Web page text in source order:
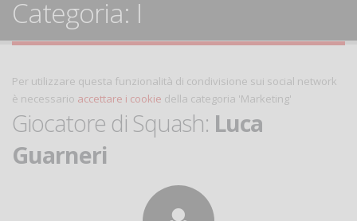
Categoria: I
Per utilizzare questa funzionalità di condivisione sui social network
è necessario accettare i cookie della categoria 'Marketing'
Giocatore di Squash: Luca
Guarneri